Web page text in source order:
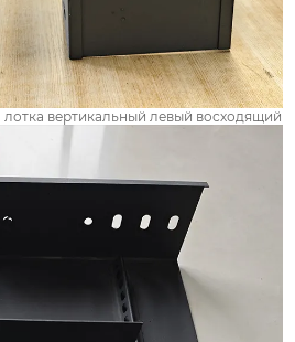
вертикальный левый восходящий